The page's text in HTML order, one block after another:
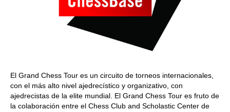
El Grand Chess Tour es un circuito de torneos internacionales,
con el más alto nivel ajedrecístico y organizativo, con
ajedrecistas de la elite mundial. El Grand Chess Tour es fruto de
la colaboración entre el Chess Club and Scholastic Center de